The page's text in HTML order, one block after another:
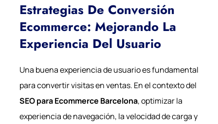
Estrategias De Conversión
Ecommerce: Mejorando La
Experiencia Del Usuario
Una buena experiencia de usuario es fundamental
para convertir visitas en ventas. En el contexto del
SEO para Ecommerce Barcelona, optimizar la
experiencia de navegación, la velocidad de carga y